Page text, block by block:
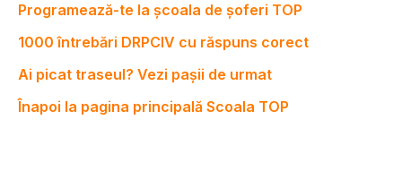
Programează-te la școala de șoferi TOP
1000 întrebări DRPCIV cu răspuns corect
Ai picat traseul? Vezi pașii de urmat
Înapoi la pagina principală Scoala TOP